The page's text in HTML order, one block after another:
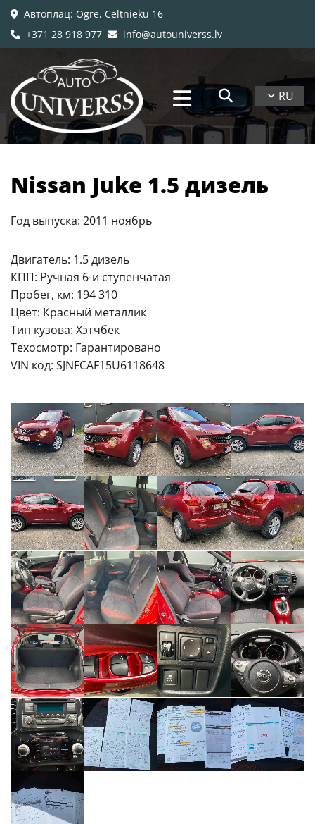
 Автоплац: Ogre, Celtnieku 16
 +371 28 918 977  info@autouniverss.lv
RU
Nissan Juke 1.5 дизель
Год выпуска: 2011 ноябрь
Двигатель: 1.5 дизель
КПП: Ручная 6-и ступенчатая
Пробег, км: 194 310
Цвет: Красный металлик
Тип кузова: Хэтчбек
Техосмотр: Гарантировано
VIN код: SJNFCAF15U6118648